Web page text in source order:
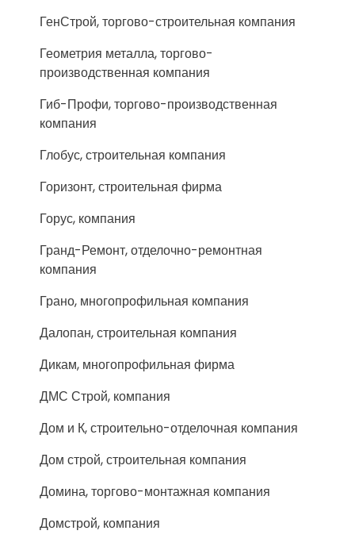
ГенСтрой, торгово-строительная компания
Геометрия металла, торгово-
производственная компания
Гиб-Профи, торгово-производственная
компания
Глобус, строительная компания
Горизонт, строительная фирма
Горус, компания
Гранд-Ремонт, отделочно-ремонтная
компания
Грано, многопрофильная компания
Далопан, строительная компания
Дикам, многопрофильная фирма
ДМС Строй, компания
Дом и К, строительно-отделочная компания
Дом строй, строительная компания
Домина, торгово-монтажная компания
Домстрой, компания